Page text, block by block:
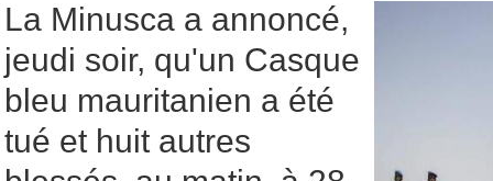
La Minusca a annoncé,
jeudi soir, qu'un Casque
bleu mauritanien a été
tué et huit autres